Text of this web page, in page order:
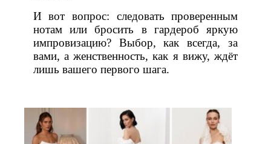
И вот вопрос: следовать проверенным
нотам или бросить в гардероб яркую
импровизацию? Выбор, как всегда, за
вами, а женственность, как я вижу, ждёт
лишь вашего первого шага.